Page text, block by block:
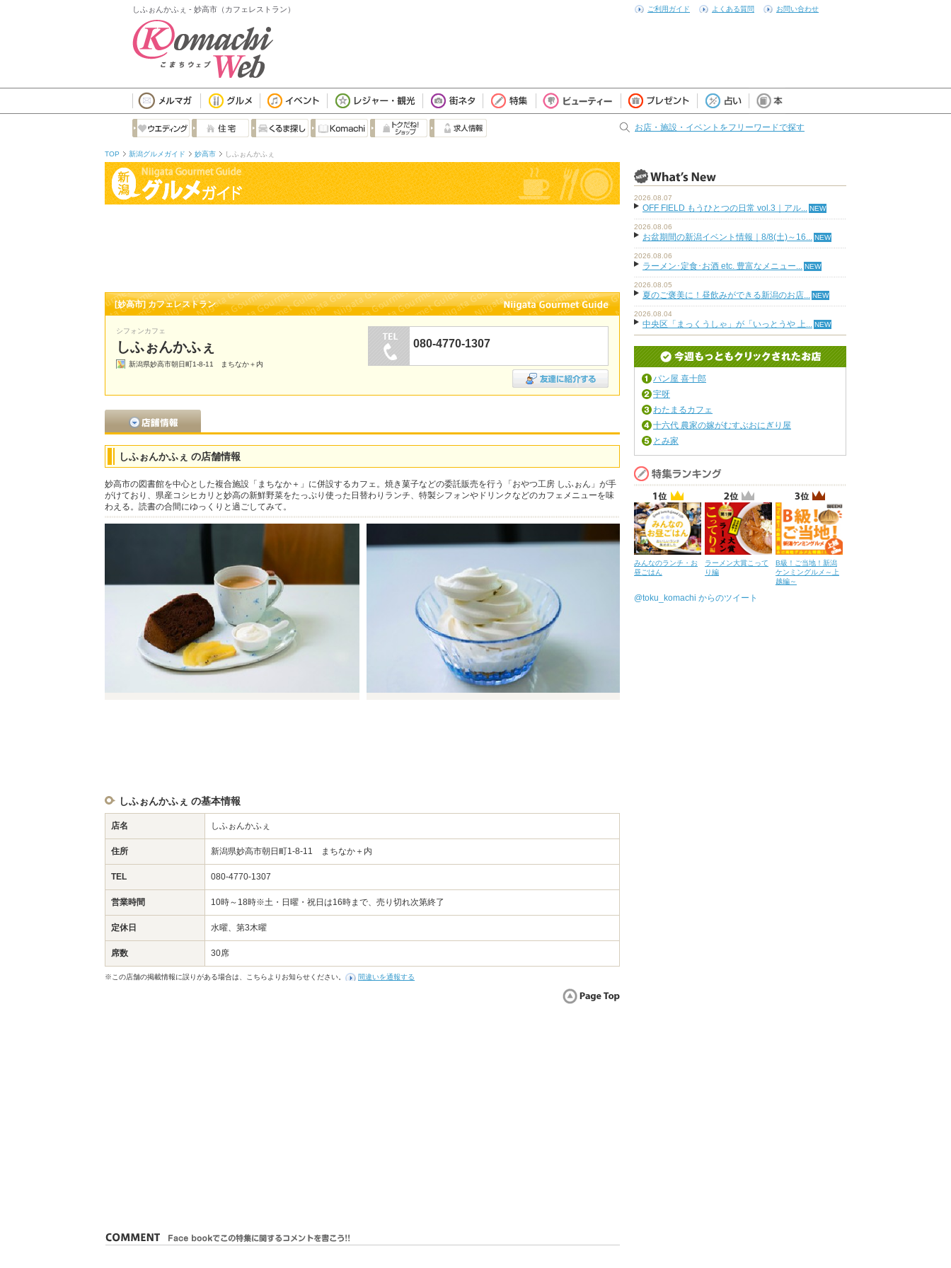
しふぉんかふぇ - 妙高市（カフェレストラン） ご利用ガイド よくある質問 お問い合わせ
お店・施設・イベントをフリーワードで探す
TOP 新潟グルメガイド 妙高市 しふぉんかふぇ
[妙高市] カフェレストラン
シフォンカフェ
しふぉんかふぇ
新潟県妙高市朝日町1-8-11 まちなか＋内
080-4770-1307
しふぉんかふぇ の店舗情報
妙高市の図書館を中心とした複合施設「まちなか＋」に併設するカフェ。焼き菓子などの委託販売を行う「おやつ工房 しふぉん」が手
がけており、県産コシヒカリと妙高の新鮮野菜をたっぷり使った日替わりランチ、特製シフォンやドリンクなどのカフェメニューを味
わえる。読書の合間にゆっくりと過ごしてみて。
しふぉんかふぇ の基本情報
店名 しふぉんかふぇ
住所 新潟県妙高市朝日町1-8-11 まちなか＋内
TEL 080-4770-1307
営業時間 10時～18時※土・日曜・祝日は16時まで、売り切れ次第終了
定休日 水曜、第3木曜
席数 30席
※この店舗の掲載情報に誤りがある場合は、こちらよりお知らせください。 間違いを通報する
2026.08.07
OFF FIELD もうひとつの日常 vol.3｜アル...
2026.08.06
お盆期間の新潟イベント情報｜8/8(土)～16...
2026.08.06
ラーメン･定食･お酒 etc. 豊富なメニュー...
2026.08.05
夏のご褒美に！昼飲みができる新潟のお店...
2026.08.04
中央区「まっくうしゃ」が「いっとうや 上...
パン屋 喜十郎
宇呀
わたまるカフェ
十六代 農家の嫁がむすぶおにぎり屋
とみ家
みんなのランチ・お
昼ごはん
ラーメン大賞こって
り編
B級！ご当地！新潟
ケンミングルメ～上
越編～
@toku_komachi からのツイート